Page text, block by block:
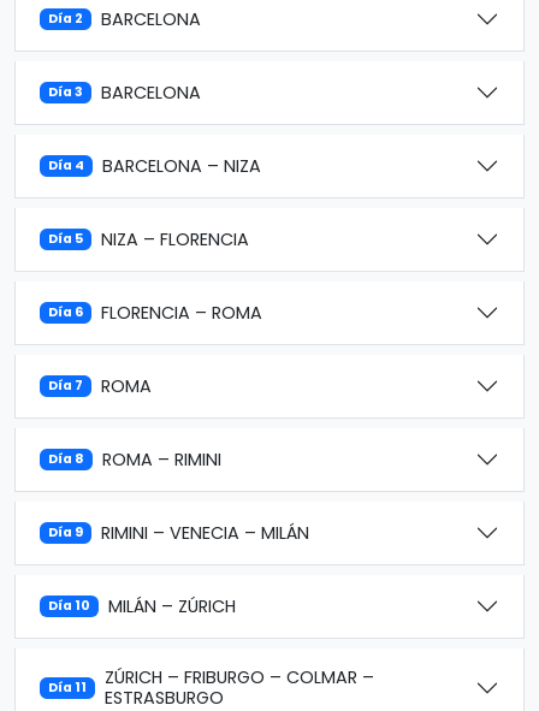
Día 2 BARCELONA
Día 3 BARCELONA
Día 4 BARCELONA – NIZA
Día 5 NIZA – FLORENCIA
Día 6 FLORENCIA – ROMA
Día 7 ROMA
Día 8 ROMA – RIMINI
Día 9 RIMINI – VENECIA – MILÁN
Día 10 MILÁN – ZÚRICH
Día 11
ZÚRICH – FRIBURGO – COLMAR –
ESTRASBURGO